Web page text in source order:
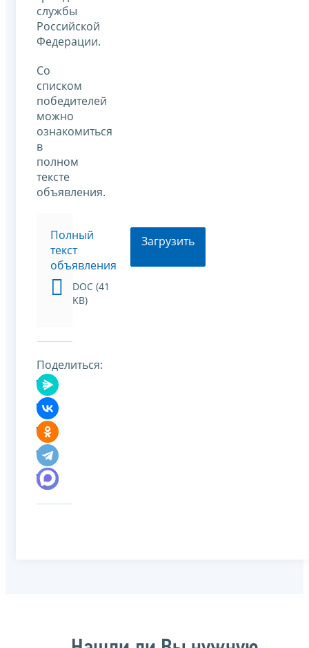
службы
Российской
Федерации.
Со
списком
победителей
можно
ознакомиться
в
полном
тексте
объявления.
Полный
текст
объявления
DOC (41
KB)
Загрузить
Поделиться: